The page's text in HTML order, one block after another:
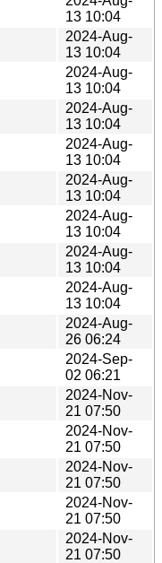
13 10:04
2024-Aug-
13 10:04
2024-Aug-
13 10:04
2024-Aug-
13 10:04
2024-Aug-
13 10:04
2024-Aug-
13 10:04
2024-Aug-
13 10:04
2024-Aug-
13 10:04
2024-Aug-
13 10:04
2024-Aug-
26 06:24
2024-Sep-
02 06:21
2024-Nov-
21 07:50
2024-Nov-
21 07:50
2024-Nov-
21 07:50
2024-Nov-
21 07:50
2024-Nov-
21 07:50